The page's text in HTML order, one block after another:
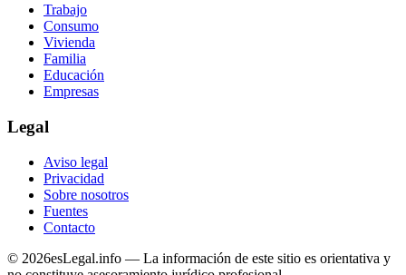
Trabajo
Consumo
Vivienda
Familia
Educación
Empresas
Legal
Aviso legal
Privacidad
Sobre nosotros
Fuentes
Contacto
© 2026esLegal.info — La información de este sitio es orientativa y